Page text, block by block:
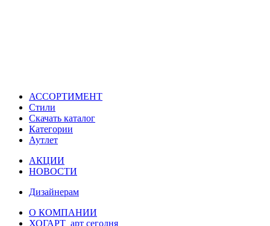
АССОРТИМЕНТ
Стили
Скачать каталог
Категории
Аутлет
АКЦИИ
НОВОСТИ
Дизайнерам
О КОМПАНИИ
ХОГАРТ_арт сегодня